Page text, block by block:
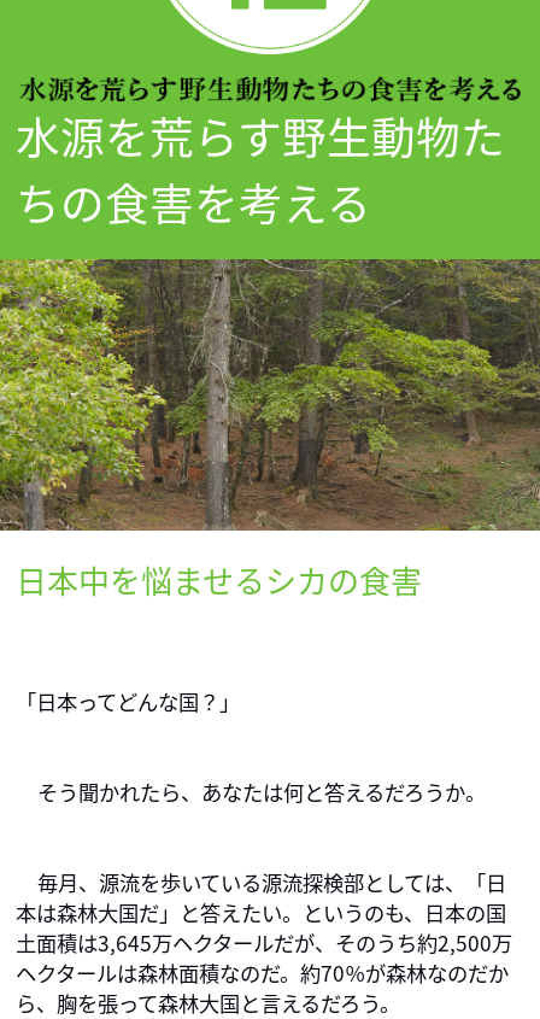
水源を荒らす野生動物た
ちの食害を考える
日本中を悩ませるシカの食害
「日本ってどんな国？」
そう聞かれたら、あなたは何と答えるだろうか。
毎月、源流を歩いている源流探検部としては、「日
本は森林大国だ」と答えたい。というのも、日本の国
土面積は3,645万ヘクタールだが、そのうち約2,500万
ヘクタールは森林面積なのだ。約70％が森林なのだか
ら、胸を張って森林大国と言えるだろう。